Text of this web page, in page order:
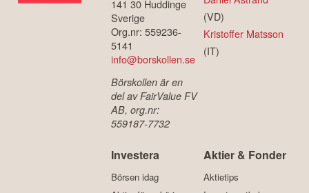
Börskollen Sverige
AB
Ekvägen 6
141 30 Huddinge
Sverige
Org.nr: 559236-
5141
info@borskollen.se
Börskollen är en
AB, org.nr:
559187-7732
Ansvariga för
tjänsten:
Daniel Åstrand